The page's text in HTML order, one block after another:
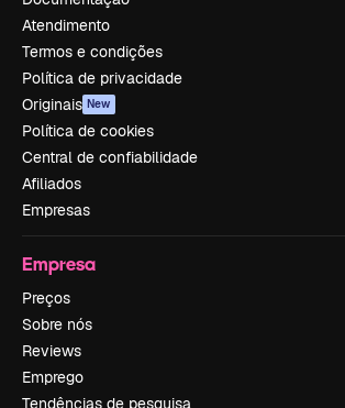
Atendimento
Termos e condições
Política de privacidade
Originais New
Política de cookies
Central de confiabilidade
Afiliados
Empresas
Empresa
Preços
Sobre nós
Reviews
Emprego
Tendências de pesquisa